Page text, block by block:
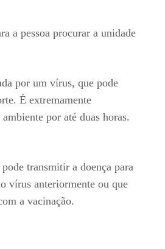
a pessoa procurar a unidade
por um vírus, que pode
É extremamente
por até duas horas.
transmitir a doença para
vírus anteriormente ou que
a vacinação.